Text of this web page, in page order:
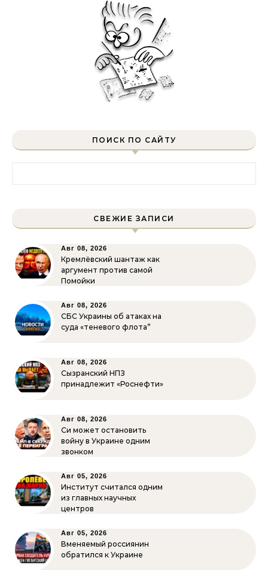
ПОИСК ПО САЙТУ
СВЕЖИЕ ЗАПИСИ
Авг 08, 2026
Кремлёвский шантаж как
аргумент против самой
Помойки
Авг 08, 2026
СБС Украины об атаках на
суда «теневого флота”
Авг 08, 2026
Сызранский НПЗ
принадлежит «Роснефти»
Авг 08, 2026
Си может остановить
войну в Украине одним
звонком
Авг 05, 2026
Институт считался одним
из главных научных
центров
Авг 05, 2026
Вменяемый россиянин
обратился к Украине